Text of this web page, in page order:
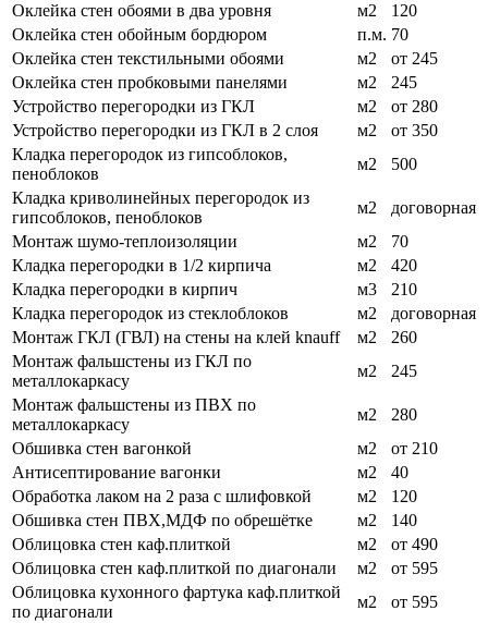
Оклейка стен обоями в два уровня
м2
120
Оклейка стен обойным бордюром
п.м. 70
Оклейка стен текстильными обоями
м2
от 245
Оклейка стен пробковыми панелями
м2
245
Устройство перегородки из ГКЛ
м2
от 280
Устройство перегородки из ГКЛ в 2 слоя
м2
от 350
Кладка перегородок из гипсоблоков,
пеноблоков
м2
500
Кладка криволинейных перегородок из
гипсоблоков, пеноблоков
м2
договорная
Монтаж шумо-теплоизоляции
м2
70
Кладка перегородки в 1/2 кирпича
м2
420
Кладка перегородки в кирпич
м3
210
Кладка перегородок из стеклоблоков
м2
договорная
Монтаж ГКЛ (ГВЛ) на стены на клей knauff
м2
260
Монтаж фальшстены из ГКЛ по
металлокаркасу
м2
245
Монтаж фальшстены из ПВХ по
металлокаркасу
м2
280
Обшивка стен вагонкой
м2
от 210
Антисептирование вагонки
м2
40
Обработка лаком на 2 раза с шлифовкой
м2
120
Обшивка стен ПВХ,МДФ по обрешётке
м2
140
Облицовка стен каф.плиткой
м2
от 490
Облицовка стен каф.плиткой по диагонали
м2
от 595
Облицовка кухонного фартука каф.плиткой
по диагонали
м2
от 595